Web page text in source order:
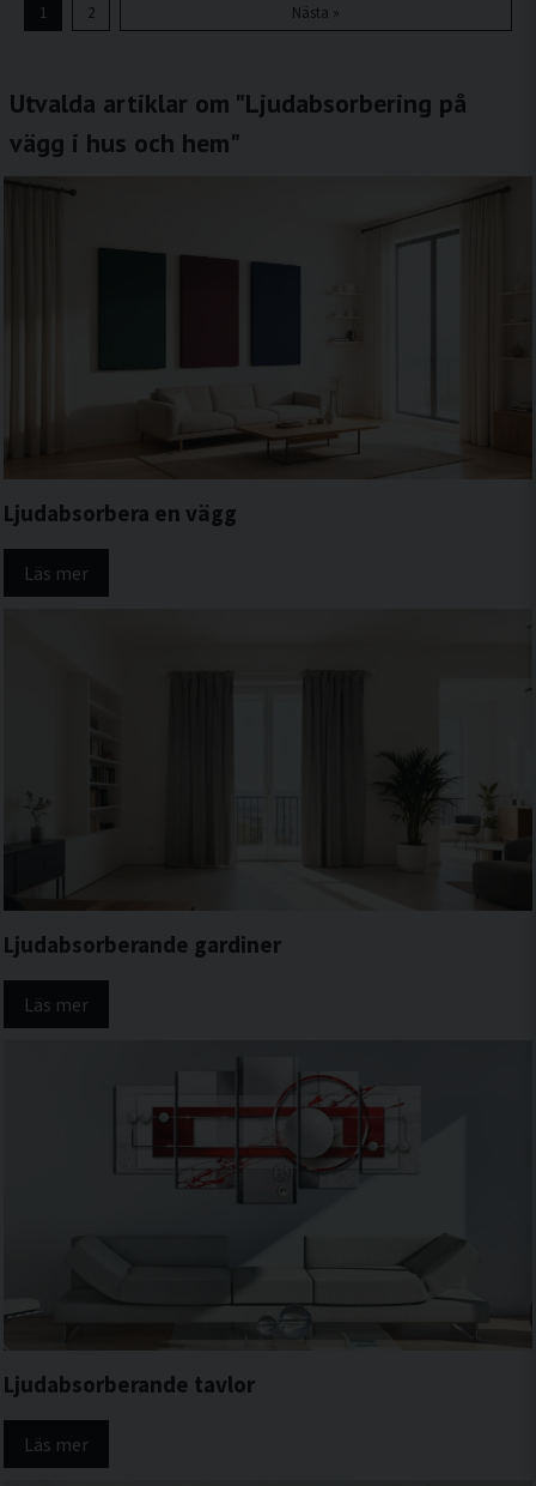
1 2 Nästa »
Utvalda artiklar om "Ljudabsorbering på
vägg i hus och hem"
Ljudabsorbera en vägg
Läs mer
Ljudabsorberande gardiner
Läs mer
Ljudabsorberande tavlor
Läs mer